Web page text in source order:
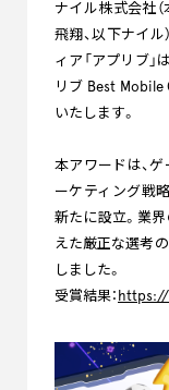
ナイル株式会社（
飛翔、以下ナイ
ィア「アプリブ」
リブ Best Mobile
いたします。
本アワードは、ゲ
ーケティング戦
新たに設立。業
えた厳正な選考
しました。
受賞結果：